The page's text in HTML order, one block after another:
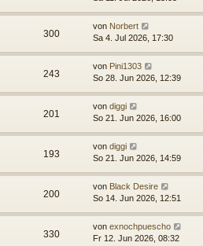
300
von Norbert
Sa 4. Jul 2026, 17:30
243
von Pini1303
So 28. Jun 2026, 12:39
201
von diggi
So 21. Jun 2026, 16:00
193
von diggi
So 21. Jun 2026, 14:59
200
von Black Desire
So 14. Jun 2026, 12:51
330
von exnochpuescho
Fr 12. Jun 2026, 08:32